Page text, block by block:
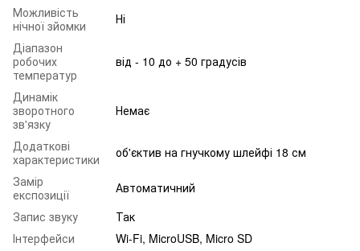
Можливість
нічної зйомки
Ні
Діапазон
робочих
температур
від - 10 до + 50 градусів
Динамік
зворотного
зв'язку
Немає
Додаткові
характеристики
об'єктив на гнучкому шлейфі 18 см
Замір
експозиції
Автоматичний
Запис звуку
Так
Інтерфейси
Wi-Fi, MicroUSB, Micro SD